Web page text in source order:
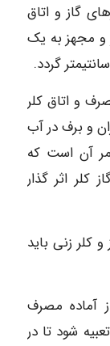
گاز و اتاق
40 سانتیمتر و مجهز به یک
و اتاق کلر
و برف در آب
آن است که
کلر اثر گذار
کلر زنی باید
آماده مصرف
شود تا در